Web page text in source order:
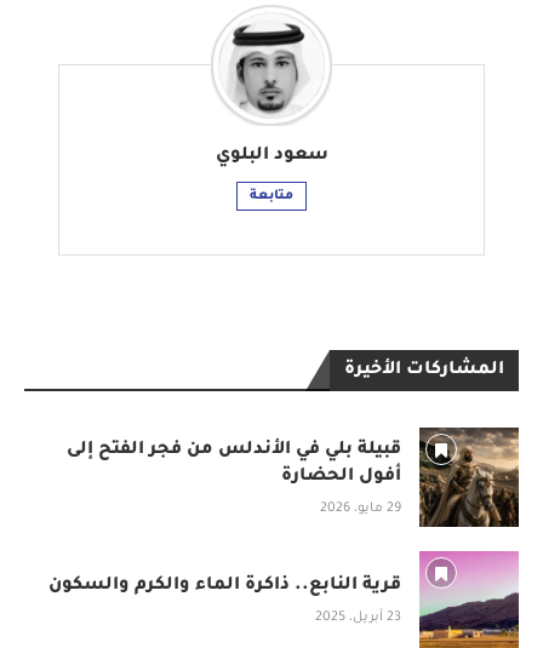
سعود البلوي
متابعة
المشاركات الأخيرة
قبيلة بلي في الأندلس من فجر الفتح إلى
أفول الحضارة
29 مايو، 2026
قرية النابع.. ذاكرة الماء والكرم والسكون
23 أبريل، 2025